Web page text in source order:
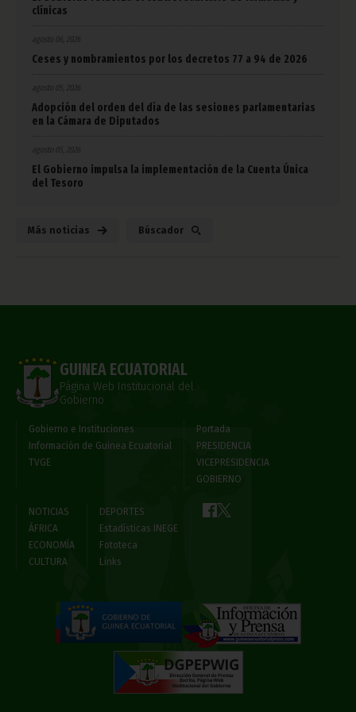
clínicas
agosto 06, 2026
Ceses y nombramientos por los decretos 77 a 94 de 2026
Adopción del orden del día de las sesiones parlamentarias
en la Cámara de Diputados
El Gobierno impulsa la implementación de la Cuenta Única
del Tesoro
Más noticias Búscador
GUINEA ECUATORIAL
Página Web Institucional del
Gobierno
Gobierno e Instituciones
Información de Guinea Ecuatorial
TVGE
Portada
PRESIDENCIA
VICEPRESIDENCIA
GOBIERNO
NOTICIAS
ÁFRICA
ECONOMÍA
CULTURA
DEPORTES
Estadísticas INEGE
Fototeca
Links